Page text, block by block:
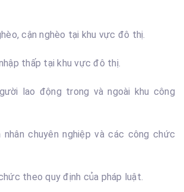
cận nghèo tại khu vực đô thị.
thấp tại khu vực đô thị.
lao động trong và ngoài khu công
nhân chuyên nghiệp và các công chức
theo quy định của pháp luật.